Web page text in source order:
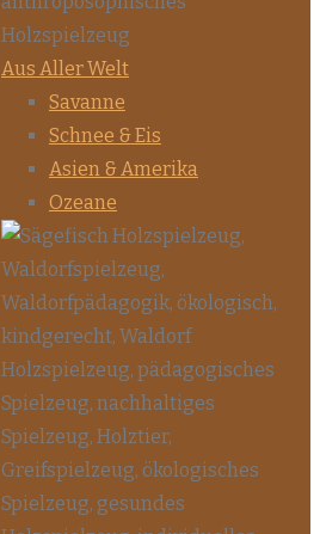
Aus Aller Welt
Savanne
Schnee & Eis
Asien & Amerika
Ozeane